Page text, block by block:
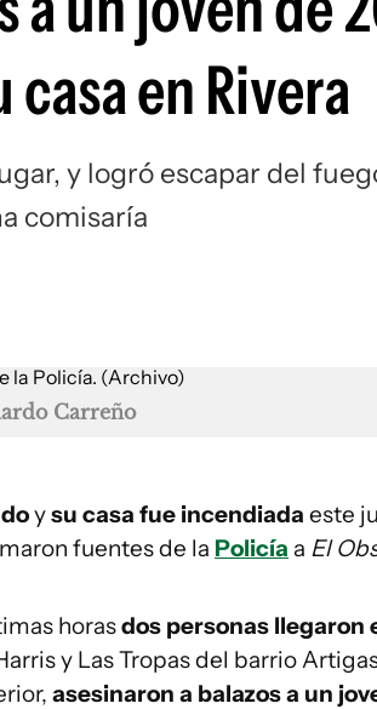
en Rivera
y logró escapar del
comisaría
Carreño
ysu casa fue incendiada este
fuentes de la Policía a El
horasdos personas llegaron
y Las Tropas del barrio
asesinaron a balazos a un